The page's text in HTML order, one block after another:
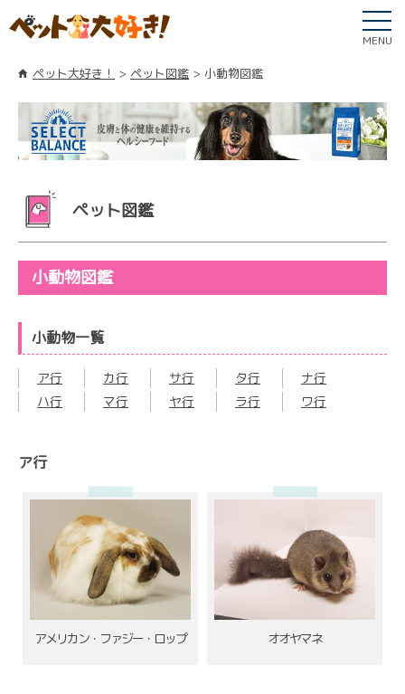
MENU
ペット大好き！ ペット図鑑 小動物図鑑
ペット図鑑
小動物図鑑
小動物一覧
ア行 カ行 サ行 タ行
ナ行
ハ行
マ行 ヤ行 ラ行 ワ行
ア行
アメリカン・ファジー・ロップ オオヤマネ